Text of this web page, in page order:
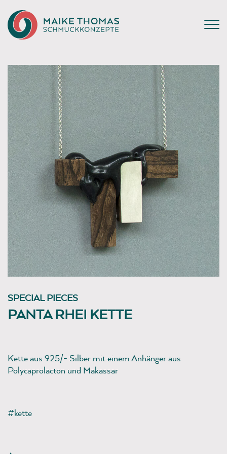
SPECIAL PIECES
PANTA RHEI KETTE
Kette aus 925/- Silber mit einem Anhänger aus
Polycaprolacton und Makassar
#kette